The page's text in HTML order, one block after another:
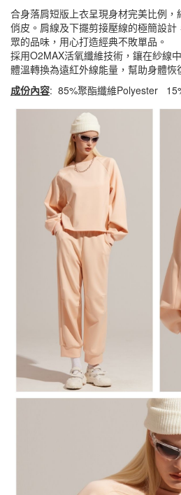
合身落肩短版上衣呈現身材完美比例
俏皮。肩線及下擺剪接壓線的極簡設
眾的品味，用心打造經典不敗單品。
採用O2MAX活氧纖維技術，鑲在紗線
體溫轉換為遠紅外線能量，幫助身體恢
成份內容: 85%聚酯纖維Polyester